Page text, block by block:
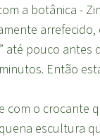
a botânica -
até pouco
Então
com o crocante
escultura